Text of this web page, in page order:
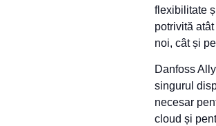
flexibilitate
potrivită
noi, cât și
Danfoss
singurul
necesar
cloud și